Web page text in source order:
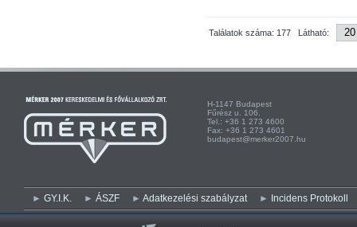
Találatok száma: 177 Látható:
H-1147 Budapest H-
Fűrész u. 106.
Tel.: +36 1 273 4600
Fax: +36 1 273 4601
budapest@merker2007.hu
GY.I.K. ÁSZF Adatkezelési szabályzat Incidens Protokoll